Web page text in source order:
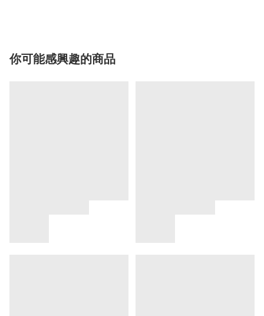
你可能感興趣的商品